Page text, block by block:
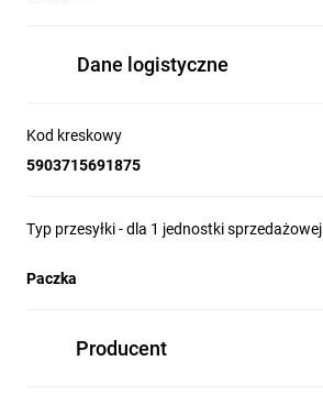
Dane logistyczne
Kod kreskowy
5903715691875
Typ przesyłki - dla 1 jednostki sprzedażowej
Paczka
Producent